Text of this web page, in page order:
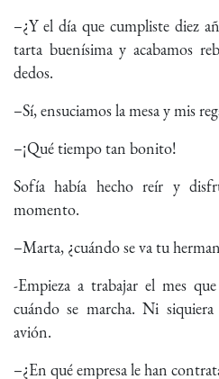
–¿Y el día que cumpliste diez
tarta buenísima y acabamos
dedos.
–Sí, ensuciamos la mesa y mis
–¡Qué tiempo tan bonito!
Sofía había hecho reír y
momento.
–Marta, ¿cuándo se va tu
-Empieza a trabajar el mes
cuándo se marcha. Ni
avión.
–¿En qué empresa le han